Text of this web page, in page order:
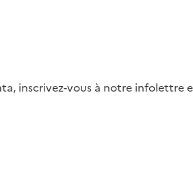
inscrivez-vous à notre infolettre